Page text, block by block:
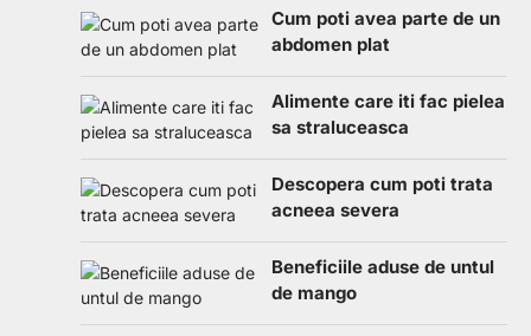
Cum poti avea parte de un
abdomen plat
Alimente care iti fac pielea
sa straluceasca
Descopera cum poti trata
acneea severa
Beneficiile aduse de untul
de mango